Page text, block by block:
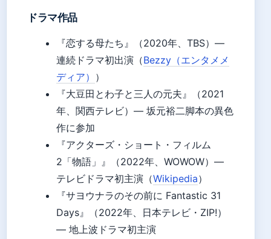
ドラマ作品
『恋する母たち』（2020年、TBS）—
連続ドラマ初出演（Bezzy（エンタメメ
ディア） ）
『大豆田とわ子と三人の元夫』（2021
年、関西テレビ）— 坂元裕二脚本の異色
作に参加
『アクターズ・ショート・フィルム
2「物語」』（2022年、WOWOW）—
テレビドラマ初主演（Wikipedia）
『サヨウナラのその前に Fantastic 31
Days』（2022年、日本テレビ・ZIP!）
— 地上波ドラマ初主演